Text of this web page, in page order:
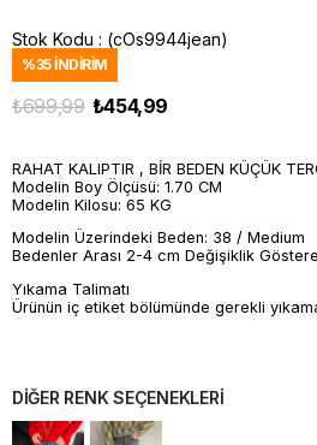
Stok Kodu (cOs9944jean)
%35İNDIRIM
₺699,99 ₺454,99
RAHAT KALIPTIR , BİR BEDEN KÜÇÜK
Modelin Boy Ölçüsü: 1.70 CM
Modelin Kilosu: 65 KG
Modelin Üzerindeki Beden: 38 / Medium
Bedenler Arası 2-4 cm Değişiklik
Yıkama Talimatı
Ürünün iç etiket bölümünde gerekli
DİĞER RENK SEÇENEKLERİ